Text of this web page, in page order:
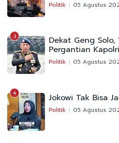
Politik 05 Agustus
3 Dekat Geng
Pergantian
Politik 05 Agustus
4 Jokowi Tak Bisa
Politik 05 Agustus